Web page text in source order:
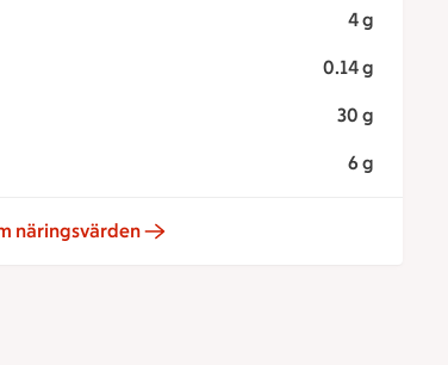
4 g
0.14 g
30 g
6 g
näringsvärden